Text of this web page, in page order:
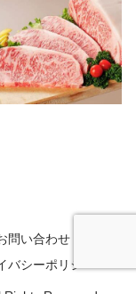
問い合わせ
バシーポリシー